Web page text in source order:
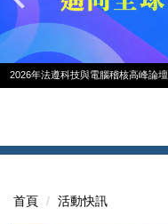
2026年法遵科技與電腦稽核高峰論壇
首頁 活動快訊